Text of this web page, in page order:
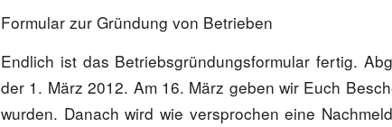
Formular zur Gründung von Betrieben
Endlich ist das Betriebsgründungsformular fertig.
der 1. März 2012. Am 16. März geben wir Euch
wurden. Danach wird wie versprochen eine